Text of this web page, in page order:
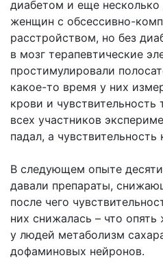
диабетом и еще
женщин с обсессивно-
расстройством, но без
в мозг терапевтические
простимулировали
какое-то время у них
крови и чувствительность
всех участников
падал, а чувствительность
В следующем опыте
давали препараты,
после чего
них снижалась – что
у людей метаболизм
дофаминовых нейронов.